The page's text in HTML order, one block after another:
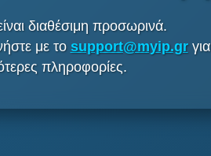
διαθέσιμη προσωρινά.
με το support@myip.grγια
πληροφορίες.